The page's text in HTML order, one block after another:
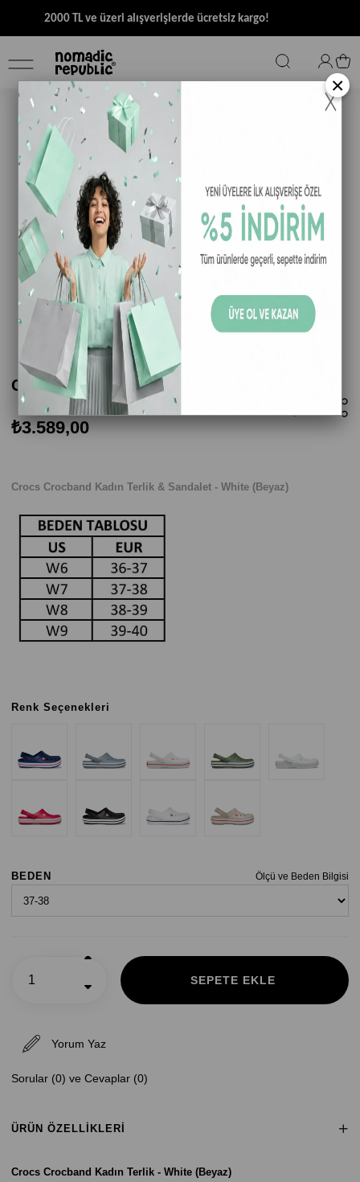
2000 TL ve üzeri alışverişlerde ücretsiz kargo!
Crocs Crocband Kadın Terlik - Beyaz
₺3.589,00
Crocs Crocband Kadın Terlik & Sandalet - White (Beyaz)
Renk Seçenekleri
Ölçü ve Beden Bilgisi
BEDEN
Yorum Yaz
Sorular (0) ve Cevaplar (0)
ÜRÜN ÖZELLIKLERI
Crocs Crocband Kadın Terlik - White (Beyaz)
×